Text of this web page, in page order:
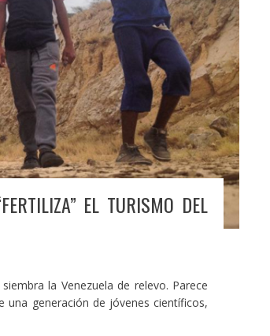
EL TURISMO DEL
la Venezuela de relevo. Parece
generación de jóvenes científicos,